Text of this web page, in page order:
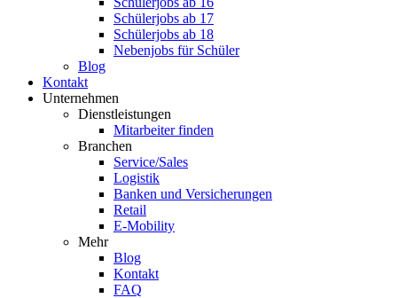
Schülerjobs ab 17
Schülerjobs ab 18
Nebenjobs für Schüler
Blog
Kontakt
Unternehmen
Dienstleistungen
Mitarbeiter finden
Branchen
Service/Sales
Logistik
Banken und Versicherungen
Retail
E-Mobility
Mehr
Blog
Kontakt
FAQ